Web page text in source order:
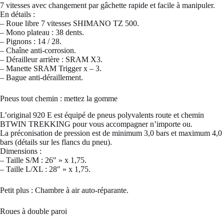
7 vitesses avec changement par gâchette rapide et facile à manipuler.
En détails :
– Roue libre 7 vitesses SHIMANO TZ 500.
– Mono plateau : 38 dents.
– Pignons : 14 / 28.
– Chaîne anti-corrosion.
– Dérailleur arrière : SRAM X3.
– Manette SRAM Trigger x – 3.
– Bague anti-déraillement.
Pneus tout chemin : mettez la gomme
L’original 920 E est équipé de pneus polyvalents route et chemin
BTWIN TREKKING pour vous accompagner n’importe ou.
La préconisation de pression est de minimum 3,0 bars et maximum 4,0
bars (détails sur les flancs du pneu).
Dimensions :
– Taille S/M : 26″ » x 1,75.
– Taille L/XL : 28″ » x 1,75.
Petit plus : Chambre à air auto-réparante.
Roues à double paroi